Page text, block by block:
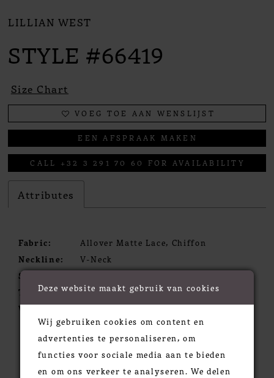
LILLIAN WEST
STYLE #66419
Size Chart
VOEG TOE AAN WENSLIJST
EEN AFSPRAAK MAKEN
CALL +32 3 291 70 60 FOR AVAILABILITY
Attributes
Fabric:
Allover Matte Lace, Chiffon
Neckline:
V-Neck
Silhouette:
Train:
Chapel
Waistline:
Deze website maakt gebruik van cookies
Wij gebruiken cookies om content en
advertenties te personaliseren, om
functies voor sociale media aan te bieden
en om ons verkeer te analyseren. We delen